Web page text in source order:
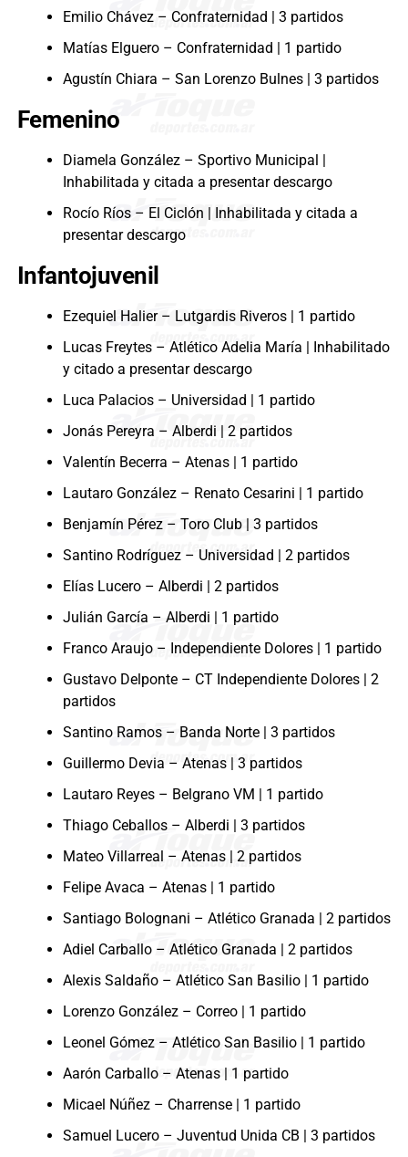
Emilio Chávez – Confraternidad | 3 partidos
Matías Elguero – Confraternidad | 1 partido
Agustín Chiara – San Lorenzo Bulnes | 3 partidos
Femenino
Diamela González – Sportivo Municipal |
Inhabilitada y citada a presentar descargo
Rocío Ríos – El Ciclón | Inhabilitada y citada a
presentar descargo
Infantojuvenil
Ezequiel Halier – Lutgardis Riveros | 1 partido
Lucas Freytes – Atlético Adelia María | Inhabilitado
y citado a presentar descargo
Luca Palacios – Universidad | 1 partido
Jonás Pereyra – Alberdi | 2 partidos
Valentín Becerra – Atenas | 1 partido
Lautaro González – Renato Cesarini | 1 partido
Benjamín Pérez – Toro Club | 3 partidos
Santino Rodríguez – Universidad | 2 partidos
Elías Lucero – Alberdi | 2 partidos
Julián García – Alberdi | 1 partido
Franco Araujo – Independiente Dolores | 1 partido
Gustavo Delponte – CT Independiente Dolores | 2
partidos
Santino Ramos – Banda Norte | 3 partidos
Guillermo Devia – Atenas | 3 partidos
Lautaro Reyes – Belgrano VM | 1 partido
Thiago Ceballos – Alberdi | 3 partidos
Mateo Villarreal – Atenas | 2 partidos
Felipe Avaca – Atenas | 1 partido
Santiago Bolognani – Atlético Granada | 2 partidos
Adiel Carballo – Atlético Granada | 2 partidos
Alexis Saldaño – Atlético San Basilio | 1 partido
Lorenzo González – Correo | 1 partido
Leonel Gómez – Atlético San Basilio | 1 partido
Aarón Carballo – Atenas | 1 partido
Micael Núñez – Charrense | 1 partido
Samuel Lucero – Juventud Unida CB | 3 partidos